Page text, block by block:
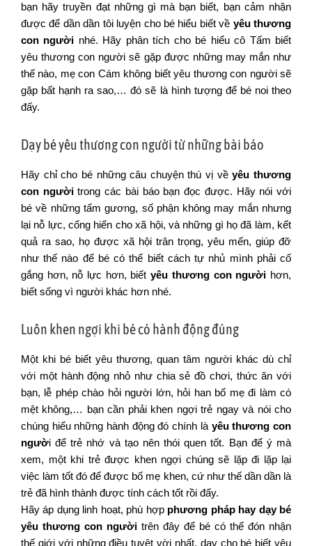
bạn hãy truyền đạt những gì mà bạn biết, bạn cảm nhận
được để dần dần tôi luyện cho bé hiểu biết về yêu thương
con người nhé. Hãy phân tích cho bé hiểu cô Tấm biết
yêu thương con người sẽ gặp được những may mắn như
thế nào, mẹ con Cám không biết yêu thương con người sẽ
gặp bất hạnh ra sao,… đó sẽ là hình tượng để bé noi theo
đấy.
Dạy bé yêu thương con người từ những bài báo
Hãy chỉ cho bé những câu chuyện thú vị vềyêu thương
con ngườitrong các bài báo bạn đọc được. Hãy nói với
bé về những tấm gương, số phận không may mắn nhưng
lại nỗ lực, cống hiến cho xã hội, và những gì họ đã làm, kết
quả ra sao, họ được xã hội trân trọng, yêu mến, giúp đỡ
như thế nào để bé có thể biết cách tự nhủ mình phải cố
gắng hơn, nỗ lực hơn, biếtyêu thương con người hơn,
biết sống vì người khác hơn nhé.
Luôn khen ngợi khi bé có hành động đúng
Một khi bé biết yêu thương, quan tâm người khác dù chỉ
với một hành động nhỏ như chia sẻ đồ chơi, thức ăn với
bạn, lễ phép chào hỏi người lớn, hỏi han bố mẹ đi làm có
mệt không,… bạn cần phải khen ngợi trẻ ngay và nói cho
chúng hiểu những hành động đó chính là yêu thương con
người để trẻ nhớ và tạo nên thói quen tốt. Bạn để ý mà
xem, một khi trẻ được khen ngợi chúng sẽ lặp đi lặp lại
việc làm tốt đó để được bố mẹ khen, cứ như thế dần dần là
trẻ đã hình thành được tính cách tốt rồi đấy.
Hãy áp dụng linh hoạt, phù hợp phương pháp hay dạy bé
yêu thương con người trên đây để bé có thể đón nhận
thế giới với những điều tuyệt vời nhất, dạy cho bé biết yêu